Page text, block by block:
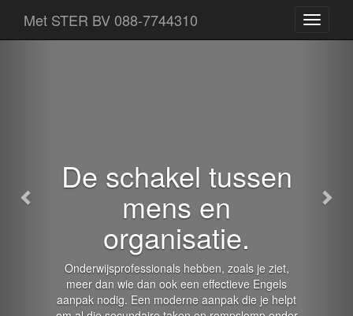
Een
losse
Met STER BV 088-7744310
De schakel tussen
mens en
organisatie.
Onderwijsprofessionals hebben, zoals je ziet,
meer dan wie dan ook een effectieve Engels
aanpak nodig. Een moderne aanpak die je helpt
Terug